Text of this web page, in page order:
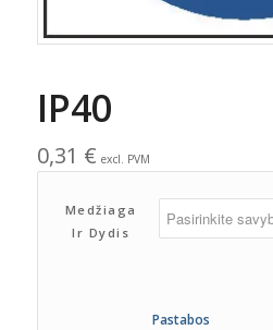
IP40
0,31 € excl. PVM
Medžiaga
Ir Dydis
Pastabos